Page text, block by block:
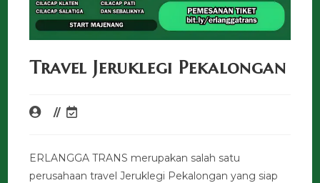
Travel Jeruklegi Pekalongan
ERLANGGA TRANS merupakan salah satu
perusahaan travel Jeruklegi Pekalongan yang siap